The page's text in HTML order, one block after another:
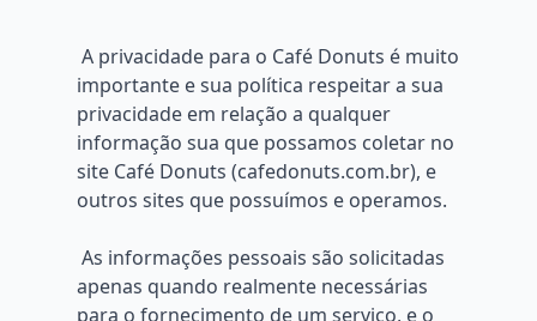
A privacidade para o Café Donuts é muito
importante e sua política respeitar a sua
privacidade em relação a qualquer
informação sua que possamos coletar no
site Café Donuts (cafedonuts.com.br), e
outros sites que possuímos e operamos.
As informações pessoais são solicitadas
apenas quando realmente necessárias
para o fornecimento de um serviço, e o